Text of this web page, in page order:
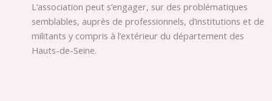
L’association peut s’engager, sur des problématiques
semblables, auprès de professionnels, d’institutions et de
militants y compris à l’extérieur du département des
Hauts-de-Seine.